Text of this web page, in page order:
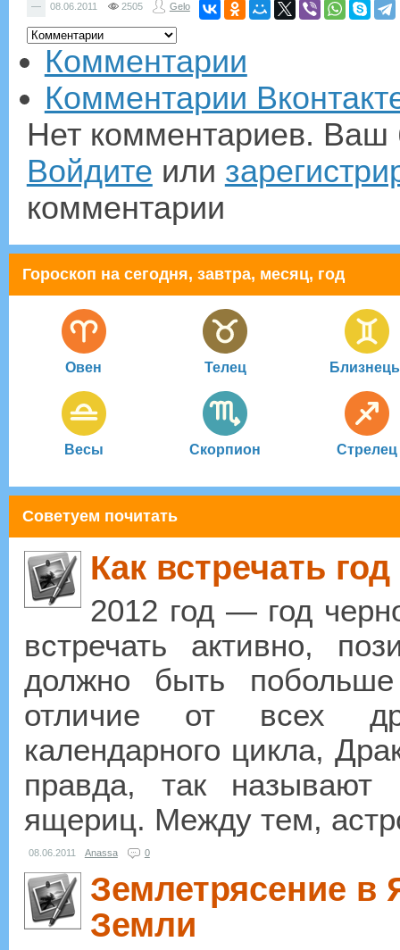
— 08.06.2011 2505 Gelo
Комментарии
Комментарии
Нет комментариев. Ваш
Войдите или
комментарии
Гороскоп на сегодня, завтра, месяц, год
Овен Телец
Весы Скорпион Стрелец
Советуем почитать
Как встречать
2012 год — год
встречать активно,
должно быть
отличие от всех
календарного цикла,
правда, так
ящериц. Между тем,
08.06.2011 Anassa 0
Землетрясение в
Земли